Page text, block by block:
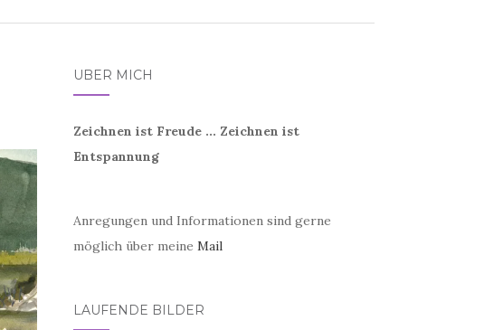
ÜBER MICH
Zeichnen ist Freude ... Zeichnen ist
Entspannung
Anregungen und Informationen sind gerne
möglich über meine Mail
LAUFENDE BILDER